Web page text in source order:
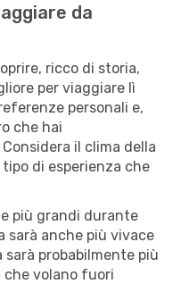
da
ricco di storia,
per viaggiare lì
personali e,
che hai
il clima della
di esperienza che
più grandi durante
sarà anche più vivace
probabilmente più
volano fuori